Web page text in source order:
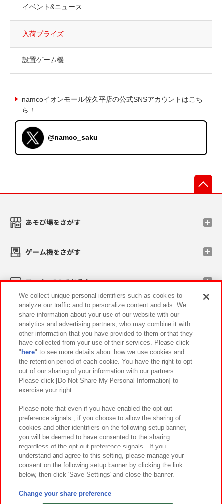
イベント&ニュース
入荷プライズ
設置ゲーム機
namcoイオンモール佐久平店の公式SNSアカウントはこち
ら！
@namco_saku
あそび場をさがす
ゲーム機をさがす
スマホ・PCであそぶ
イベント・キャンペーン
関連会社 サステナビリティ サイトポリシー
プライバシーポリシー ウェブアクセシビリティ方針と検証結果
お取引先さまとともに
カスタマーハラスメント対応方針 よくあるご質問・お問い合わせ
©Bandai Namco Amusement Inc.
©Bandai Namco Amusement Lab Inc.
We collect unique personal identifiers such as cookies to
analyze our traffic and to personalize content and ads. We
share information about your use of our website with our
analytics and advertising partners, who may combine it with
other information that you have provided to them or that they
have collected from your use of their services. Please click
" here" to see more details about how we use cookies and
the retention period of each cookie. You have the right to opt
out of our sharing of your information with our partners.
Please click [Do Not Share My Personal Information] to
exercise your right.
Please note that even if you have enabled the opt-out
preference signals , if you choose to allow the sharing of
cookies and other identifiers on the following setup banner,
you will be deemed to have consented to the sharing
regardless of the opt-out preference signals . If you
understand and agree to this setting, please manage your
consent on the following setup banner by clicking the link
below, then click 'Save Settings' and close the banner.
Change your share preference